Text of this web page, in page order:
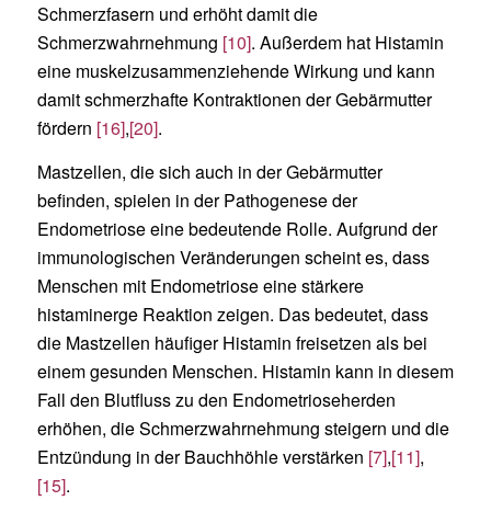
Schmerzfasern und erhöht damit die
Schmerzwahrnehmung [10]. Außerdem hat Histamin
eine muskelzusammenziehende Wirkung und kann
damit schmerzhafte Kontraktionen der Gebärmutter
fördern [16],[20].
Mastzellen, die sich auch in der Gebärmutter
befinden, spielen in der Pathogenese der
Endometriose eine bedeutende Rolle. Aufgrund der
immunologischen Veränderungen scheint es, dass
Menschen mit Endometriose eine stärkere
histaminerge Reaktion zeigen. Das bedeutet, dass
die Mastzellen häufiger Histamin freisetzen als bei
einem gesunden Menschen. Histamin kann in diesem
Fall den Blutfluss zu den Endometrioseherden
erhöhen, die Schmerzwahrnehmung steigern und die
Entzündung in der Bauchhöhle verstärken [7],[11],
[15].